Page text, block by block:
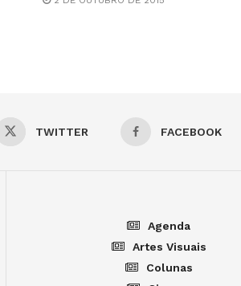
TWITTER FACEBOOK
Agenda
Artes Visuais
Colunas